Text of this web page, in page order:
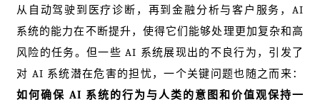
从自动驾驶到医疗诊断，再到金融分析与客户服务，AI
系统的能力在不断提升，使得它们能够处理更加复杂和高
风险的任务。但一些 AI 系统展现出的不良行为，引发了
对 AI 系统潜在危害的担忧，一个关键问题也随之而来：
如何确保 AI 系统的行为与人类的意图和价值观保持一